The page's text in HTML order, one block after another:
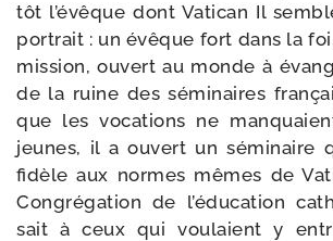
tôt l’é­vêque dont Vatican Il
por­trait : un évêque fort dans la
mis­sion, ouvert au monde à
de la ruine des sémi­naires
que les voca­tions ne
jeunes, il a ouvert un sémi­naire
fidèle aux normes mêmes de
Congrégation de l’é­du­ca­tion
sait à ceux qui vou­laient y